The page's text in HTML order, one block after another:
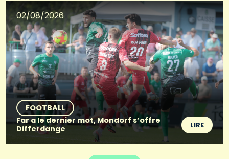
02/08/2026
FOOTBALL
Far a le dernier mot, Mondorf s’offre
Differdange
LIRE